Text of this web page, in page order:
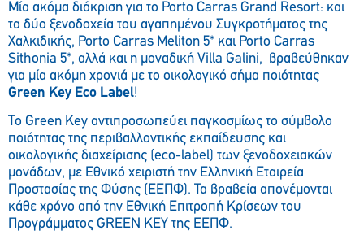
Μία ακόμα διάκριση για το Porto Carras Grand Resort: και
τα δύο ξενοδοχεία του αγαπημένου Συγκροτήματος της
Χαλκιδικής, Porto Carras Meliton 5* και Porto Carras
Sithonia 5*, αλλά και η μοναδική Villa Galini, βραβεύθηκαν
για μία ακόμη χρονιά με το οικολογικό σήμα ποιότητας
Green Key Eco Label!
Το Green Key αντιπροσωπεύει παγκοσμίως το σύμβολο
ποιότητας της περιβαλλοντικής εκπαίδευσης και
οικολογικής διαχείρισης (eco-label) των ξενοδοχειακών
μονάδων, με Εθνικό χειριστή την Ελληνική Εταιρεία
Προστασίας της Φύσης (ΕΕΠΦ). Τα βραβεία απονέμονται
κάθε χρόνο από την Εθνική Επιτροπή Κρίσεων του
Προγράμματος GREEN KEY της ΕΕΠΦ.